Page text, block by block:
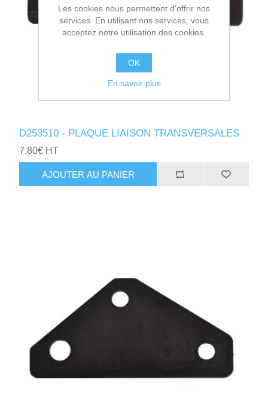
D253510 - PLAQUE LIAISON TRANSVERSALES
7,80€ HT
AJOUTER AU PANIER
Les cookies nous permettent d'offrir nos
services. En utilisant nos services, vous
acceptez notre utilisation des cookies.
OK
En savoir plus